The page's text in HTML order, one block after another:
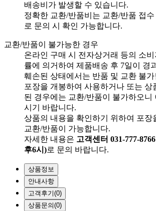
배송비가 발생할 수 있습니다.
정확한 교환/반품비는 교환/반품 접
로 문의 시 확인 가능합니다.
교환/반품이 불가능한 경우
온라인 구매 시 전자상거래 등의 소
률에 의거하여 제품배송 후 7일이 경
훼손된 상태에서는 반품 및 교환 불가
포장을 개봉하여 사용하거나 또는 상
된 경우에는 교환/반품이 불가하오니
시기 바랍니다.
상품의 내용을 확인하기 위하여 포장
교환/반품이 가능합니다.
자세한 내용은 고객센터 031-777-
후6시)로 문의 바랍니다.
상품정보
안내사항
고객후기(0)
상품문의(0)